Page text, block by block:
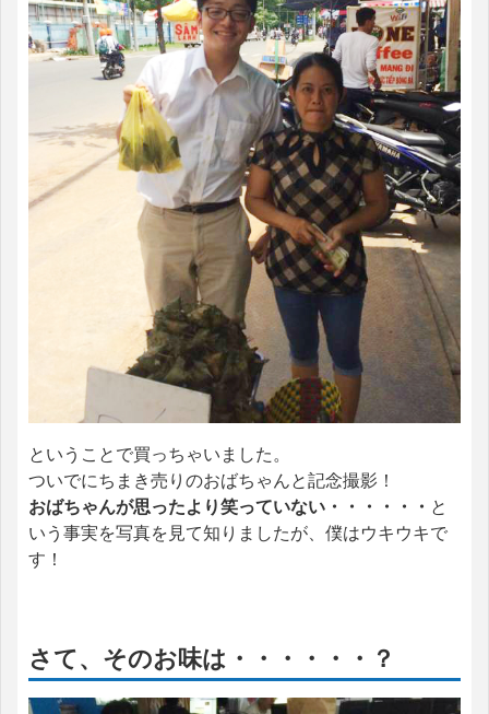
ということで買っちゃいました。
ついでにちまき売りのおばちゃんと記念撮影！
おばちゃんが思ったより笑っていない・・・・・・ と
いう事実を写真を見て知りましたが、僕はウキウキで
す！
さて、そのお味は・・・・・・？